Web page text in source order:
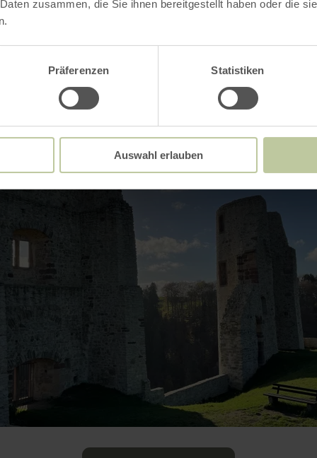
zusammen, die Sie ihnen bereitgestellt haben oder die
Präferenzen Statistiken
Auswahl erlauben
Impressions